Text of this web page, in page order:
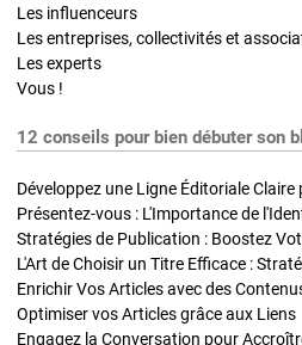
Les influenceurs
Les entreprises, collectivités et
Les experts
Vous !
12 conseils pour bien débuter son
Développez une Ligne Éditoriale
Présentez-vous : L'Importance de
L'Art de Choisir un Titre Efficace :
Optimiser vos Articles grâce aux Liens
Engagez la Conversation pour